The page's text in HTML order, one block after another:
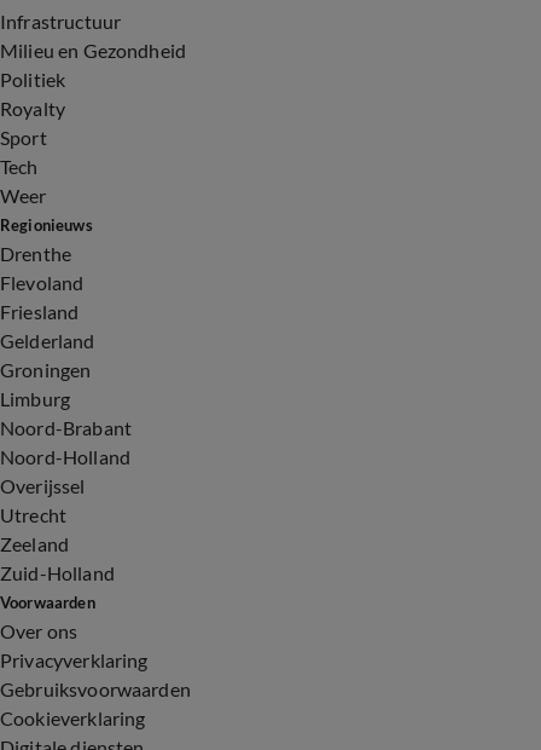
Infrastructuur
Milieu en Gezondheid
Politiek
Royalty
Sport
Tech
Weer
Regionieuws
Drenthe
Flevoland
Friesland
Gelderland
Groningen
Limburg
Noord-Brabant
Noord-Holland
Overijssel
Utrecht
Zeeland
Zuid-Holland
Voorwaarden
Over ons
Privacyverklaring
Gebruiksvoorwaarden
Cookieverklaring